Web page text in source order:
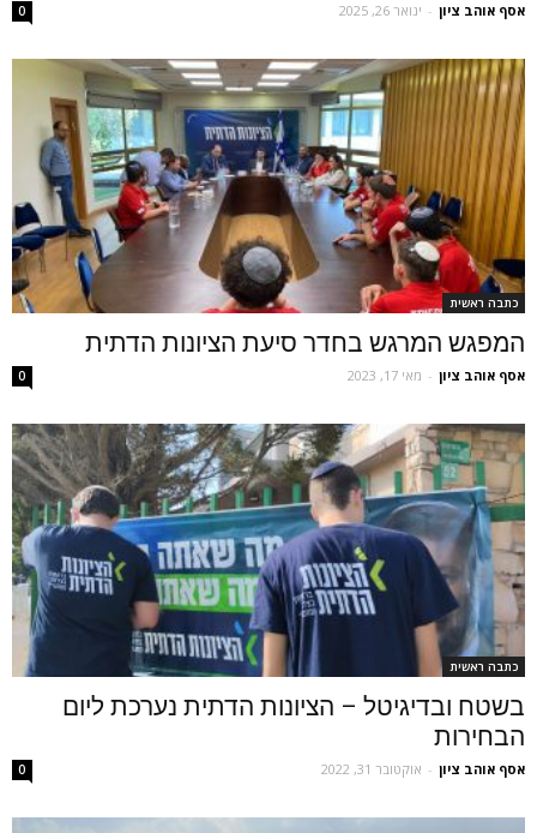
אסף אוהב ציון - ינואר 26, 2025 0
כתבה ראשית
המפגש המרגש בחדר סיעת הציונות הדתית
אסף אוהב ציון - מאי 17, 2023 0
כתבה ראשית
בשטח ובדיגיטל – הציונות הדתית נערכת ליום
הבחירות
אסף אוהב ציון - אוקטובר 31, 2022 0